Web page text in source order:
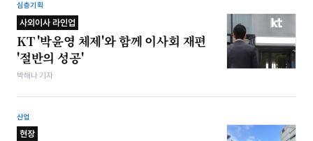
심층기획
사외이사 라인업
KT '박윤영 체제'와 함께 이사회 재편
'절반의 성공'
박해나 기자
산업
현장